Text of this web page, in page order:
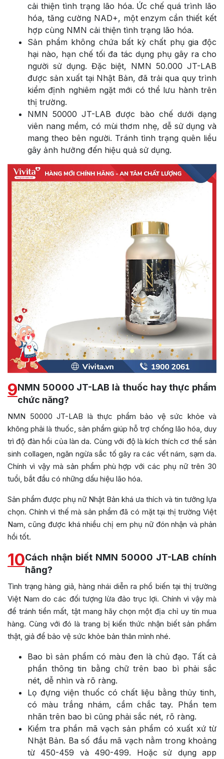
cải thiện tình trạng lão hóa. Ức chế quá trình lão
hóa, tăng cường NAD+, một enzym cần thiết kết
hợp cùng NMN cải thiện tình trạng lão hóa.
Sản phẩm không chứa bất kỳ chất phụ gia độc
hại nào, hạn chế tối đa tác dụng phụ gây ra cho
người sử dụng. Đặc biệt, NMN 50.000 JT-LAB
được sản xuất tại Nhật Bản, đã trải qua quy trình
kiểm định nghiêm ngặt mới có thể lưu hành trên
thị trường.
NMN 50000 JT-LAB được bào chế dưới dạng
viên nang mềm, có mùi thơm nhẹ, dễ sử dụng và
mang theo bên người. Tránh tình trạng quên liều
gây ảnh hưởng đến hiệu quả sử dụng.
9NMN 50000 JT-LAB là thuốc hay thực phẩm
chức năng?
NMN 50000 JT-LAB là thực phẩm bảo vệ sức khỏe và
không phải là thuốc, sản phẩm giúp hỗ trợ chống lão hóa, duy
trì độ đàn hồi của làn da. Cùng với độ là kích thích cơ thể sản
sinh collagen, ngăn ngừa sắc tố gây ra các vết nám, sạm da.
Chính vì vậy mà sản phẩm phù hợp với các phụ nữ trên 30
tuổi, bắt đầu có những dấu hiệu lão hóa.
Sản phẩm được phụ nữ Nhật Bản khá ưa thích và tin tưởng lựa
chọn. Chính vì thế mà sản phẩm đã có mặt tại thị trường Việt
Nam, cũng được khá nhiều chị em phụ nữ đón nhận và phản
hồi tốt.
10Cách nhận biết NMN 50000 JT-LAB chính
hãng?
Tình trạng hàng giả, hàng nhái diễn ra phổ biến tại thị trường
Việt Nam do các đối tượng lừa đảo trục lợi. Chính vì vậy mà
để tránh tiền mất, tật mang hãy chọn một địa chỉ uy tín mua
hàng. Cùng với đó là trang bị kiến thức nhận biết sản phẩm
thật, giả để bảo vệ sức khỏe bản thân mình nhé.
Bao bì sản phẩm có màu đen là chủ đạo. Tất cả
phần thông tin bằng chữ trên bao bì phải sắc
nét, dễ nhìn và rõ ràng.
Lọ đựng viện thuốc có chất liệu bằng thủy tinh,
có màu trắng nhám, cầm chắc tay. Phần tem
nhãn trên bao bì cũng phải sắc nét, rõ ràng.
Kiểm tra phần mã vạch sản phẩm có xuất xứ từ
Nhật Bản. Ba số đầu mã vạch nằm trong khoảng
từ 450-459 và 490-499. Hoặc sử dụng app